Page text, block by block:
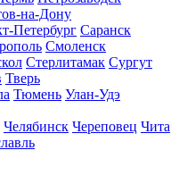
на-Дону
Петербург Саранск
Смоленск
Стерлитамак Сургут
Тверь
Тюмень Улан-Удэ
Челябинск Череповец Чита